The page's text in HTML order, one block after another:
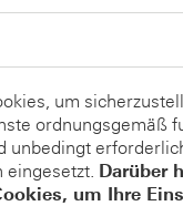
um
ordnungsgemäß
unbedingt
eingesetzt. Darüber
um Ihre